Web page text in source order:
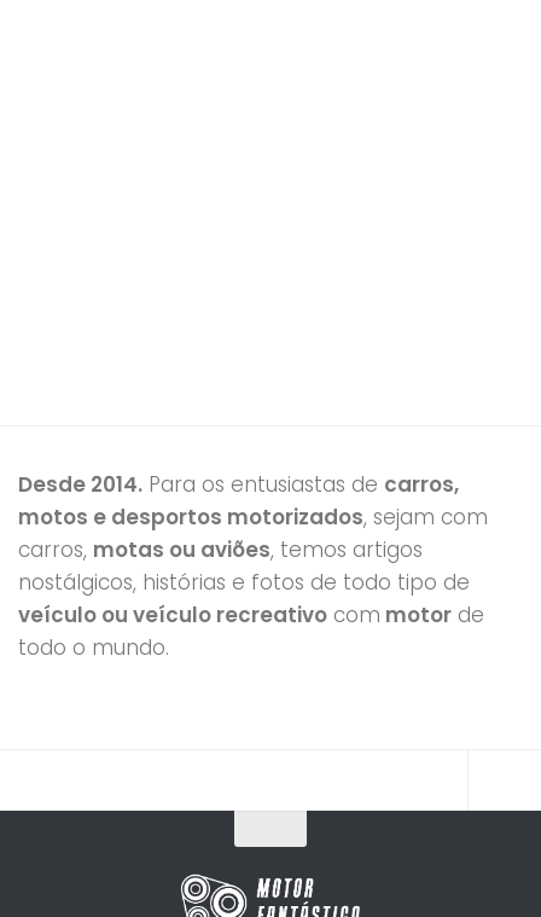
Desde 2014. Para os entusiastas de carros,
motos e desportos motorizados, sejam com
carros, motas ou aviões, temos artigos
nostálgicos, histórias e fotos de todo tipo de
veículo ou veículo recreativo com motor de
todo o mundo.